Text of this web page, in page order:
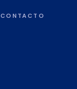
CONTACTO